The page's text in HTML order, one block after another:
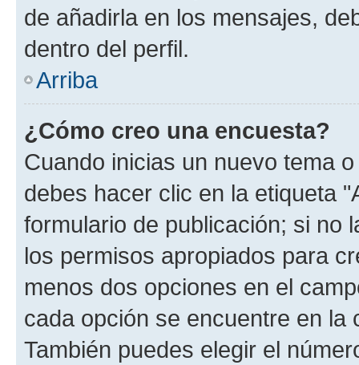
de añadirla en los mensajes,
dentro del perfil.
Arriba
¿Cómo creo una encuesta?
Cuando inicias un nuevo tema
debes hacer clic en la etiqueta
formulario de publicación; si no
los permisos apropiados para
menos dos opciones en el
cada opción se encuentre en
También puedes elegir el